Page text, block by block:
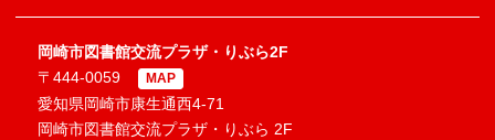
岡崎市図書館交流プラザ・りぶら2F
〒444-0059
MAP
愛知県岡崎市康生通西4-71
岡崎市図書館交流プラザ・りぶら 2F